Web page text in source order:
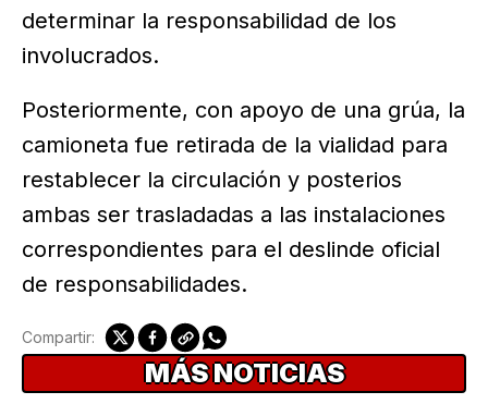
determinar la responsabilidad de los
involucrados.
Posteriormente, con apoyo de una grúa, la
camioneta fue retirada de la vialidad para
restablecer la circulación y posterios
ambas ser trasladadas a las instalaciones
correspondientes para el deslinde oficial
de responsabilidades.
Compartir:
MÁS NOTICIAS